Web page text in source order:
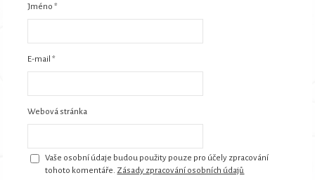
Jméno*
E-mail*
Webová stránka
Vaše osobní údaje budou použity pouze pro účely zpracování
tohoto komentáře. Zásady zpracování osobních údajů